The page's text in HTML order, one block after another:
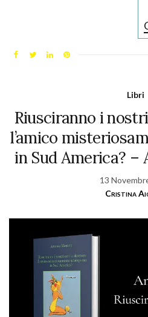
Libri
Riusciranno i
l’amico
in Sud America? –
13
Cristina